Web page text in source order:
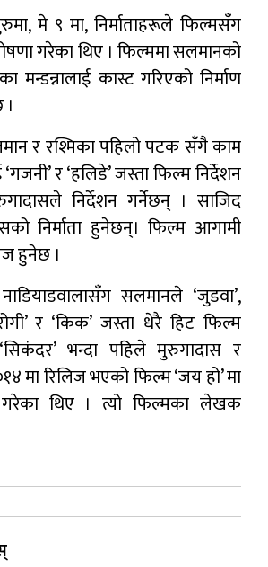
मे ९ मा, निर्माताहरूले फिल्मसँग
गरेका थिए । फिल्ममा सलमानको
मन्डन्नालाई कास्ट गरिएको निर्माण
र रश्मिका पहिलो पटक सँगै काम
र ‘हलिडे’ जस्ता फिल्म निर्देशन
निर्देशन गर्नेछन् । साजिद
निर्माता हुनेछन्। फिल्म आगामी
हुनेछ ।
सलमानले ‘जुडवा’,
र ‘किक’ जस्ता धेरै हिट फिल्म
भन्दा पहिले मुरुगादास र
मा रिलिज भएको फिल्म ‘जय हो’ मा
थिए । त्यो फिल्मका लेखक